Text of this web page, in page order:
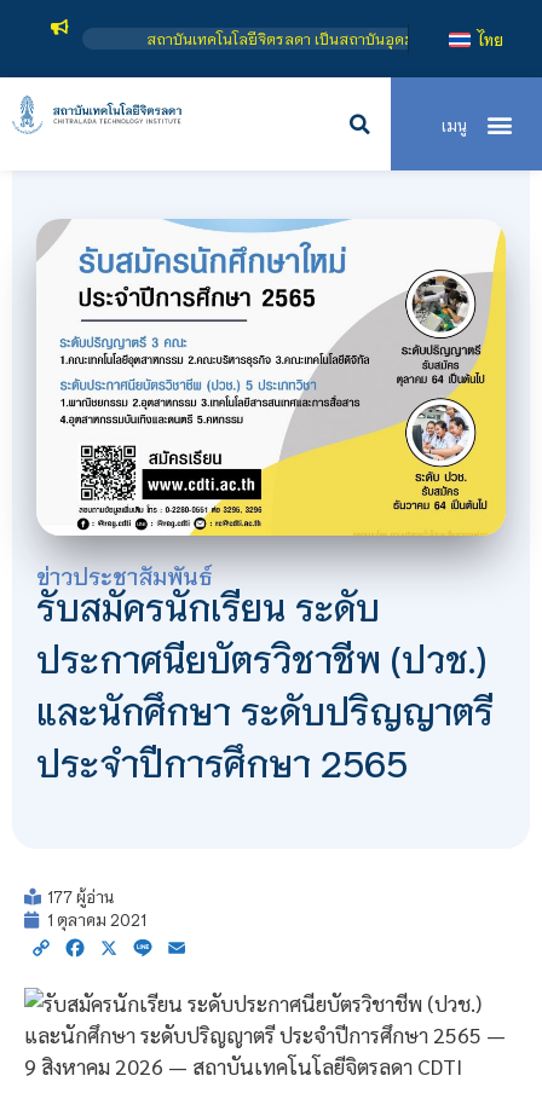
สถาบันเทคโนโลยีจิตรลดา เป็นสถาบันอุดมศึกษาในกำกับของรัฐ เปิดหลักสูตรกา
ไทย
ข่าวประชาสัมพันธ์
รับสมัครนักเรียน ระดับ
ประกาศนียบัตรวิชาชีพ (ปวช.)
และนักศึกษา ระดับปริญญาตรี
ประจำปีการศึกษา 2565
177 ผู้อ่าน
1 ตุลาคม 2021
Copy Facebook
X Line